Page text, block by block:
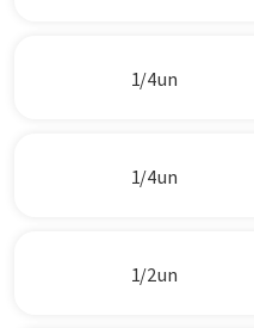
1/4 un
1/4 un
1/2 un